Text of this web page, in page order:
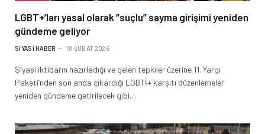
LGBT+’ları yasal olarak “suçlu” sayma girişimi yeniden
gündeme geliyor
SIYASI HABER 18 ŞUBAT 2026
Siyasi iktidarın hazırladığı ve gelen tepkiler üzerine 11. Yargı
Paketi’nden son anda çıkardığı LGBTİ+ karşıtı düzenlemeler
yeniden gündeme getirilecek gibi…